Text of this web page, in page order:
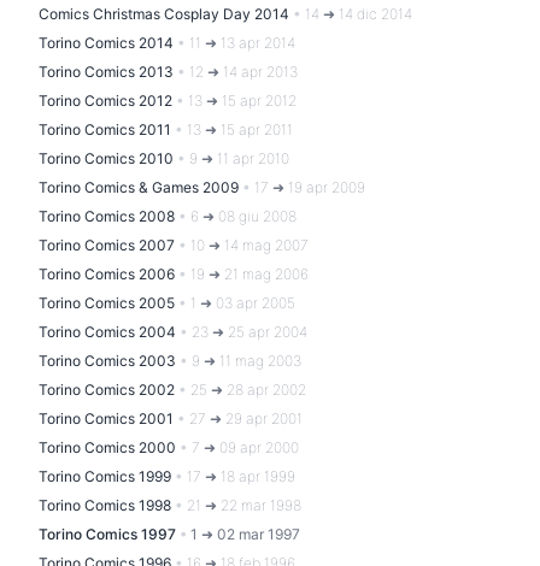
Comics Christmas Cosplay Day 2014 • 14 ➜ 14 dic 2014
Torino Comics 2014 • 11 ➜ 13 apr 2014
Torino Comics 2013 • 12 ➜ 14 apr 2013
Torino Comics 2012 • 13 ➜ 15 apr 2012
Torino Comics 2011 • 13 ➜ 15 apr 2011
Torino Comics 2010 • 9 ➜ 11 apr 2010
Torino Comics & Games 2009 • 17 ➜ 19 apr 2009
Torino Comics 2008 • 6 ➜ 08 giu 2008
Torino Comics 2007 • 10 ➜ 14 mag 2007
Torino Comics 2006 • 19 ➜ 21 mag 2006
Torino Comics 2005 • 1 ➜ 03 apr 2005
Torino Comics 2004 • 23 ➜ 25 apr 2004
Torino Comics 2003 • 9 ➜ 11 mag 2003
Torino Comics 2002 • 25 ➜ 28 apr 2002
Torino Comics 2001 • 27 ➜ 29 apr 2001
Torino Comics 2000 • 7 ➜ 09 apr 2000
Torino Comics 1999 • 17 ➜ 18 apr 1999
Torino Comics 1998 • 21 ➜ 22 mar 1998
Torino Comics 1997 • 1 ➜ 02 mar 1997